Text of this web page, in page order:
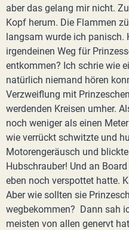
aber das gelang mir nicht.
Kopf herum. Die Flammen
langsam wurde ich panisch.
irgendeinen Weg für
entkommen? Ich schrie wie
natürlich niemand hören
Verzweiflung mit
werdenden Kreisen umher.
noch weniger als einen
wie verrückt schwitzte und
Motorengeräusch und
Hubschrauber! Und an
eben noch verspottet hatte.
Aber wie sollten sie
wegbekommen? Dann sah
meisten von allen genervt